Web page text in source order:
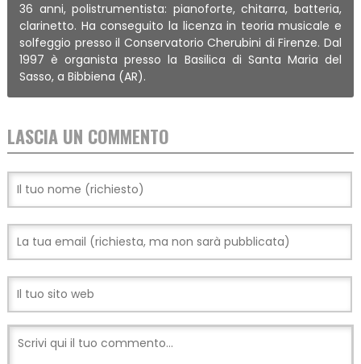
36 anni, polistrumentista: pianoforte, chitarra, batteria,
clarinetto. Ha conseguito la licenza in teoria musicale e
solfeggio presso il Conservatorio Cherubini di Firenze. Dal
1997 è organista presso la Basilica di Santa Maria del
Sasso, a Bibbiena (AR).
LASCIA UN COMMENTO